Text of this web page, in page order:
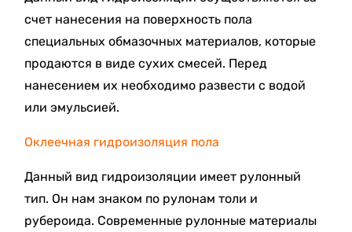
счет нанесения на поверхность пола
специальных обмазочных материалов, которые
продаются в виде сухих смесей. Перед
нанесением их необходимо развести с водой
или эмульсией.
Оклеечная гидроизоляция пола
Данный вид гидроизоляции имеет рулонный
тип. Он нам знаком по рулонам толи и
рубероида. Современные рулонные материалы